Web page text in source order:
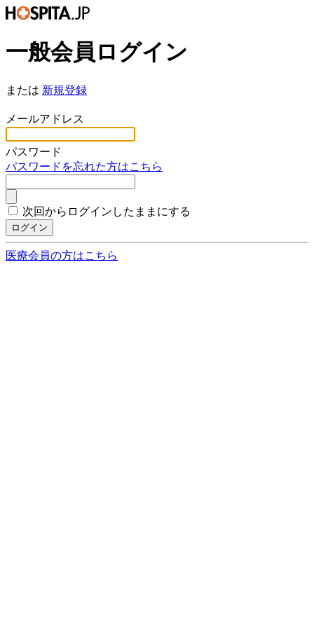
一般会員ログイン
または 新規登録
メールアドレス
パスワード
パスワードを忘れた方はこちら
次回からログインしたままにする
ログイン
医療会員の方はこちら